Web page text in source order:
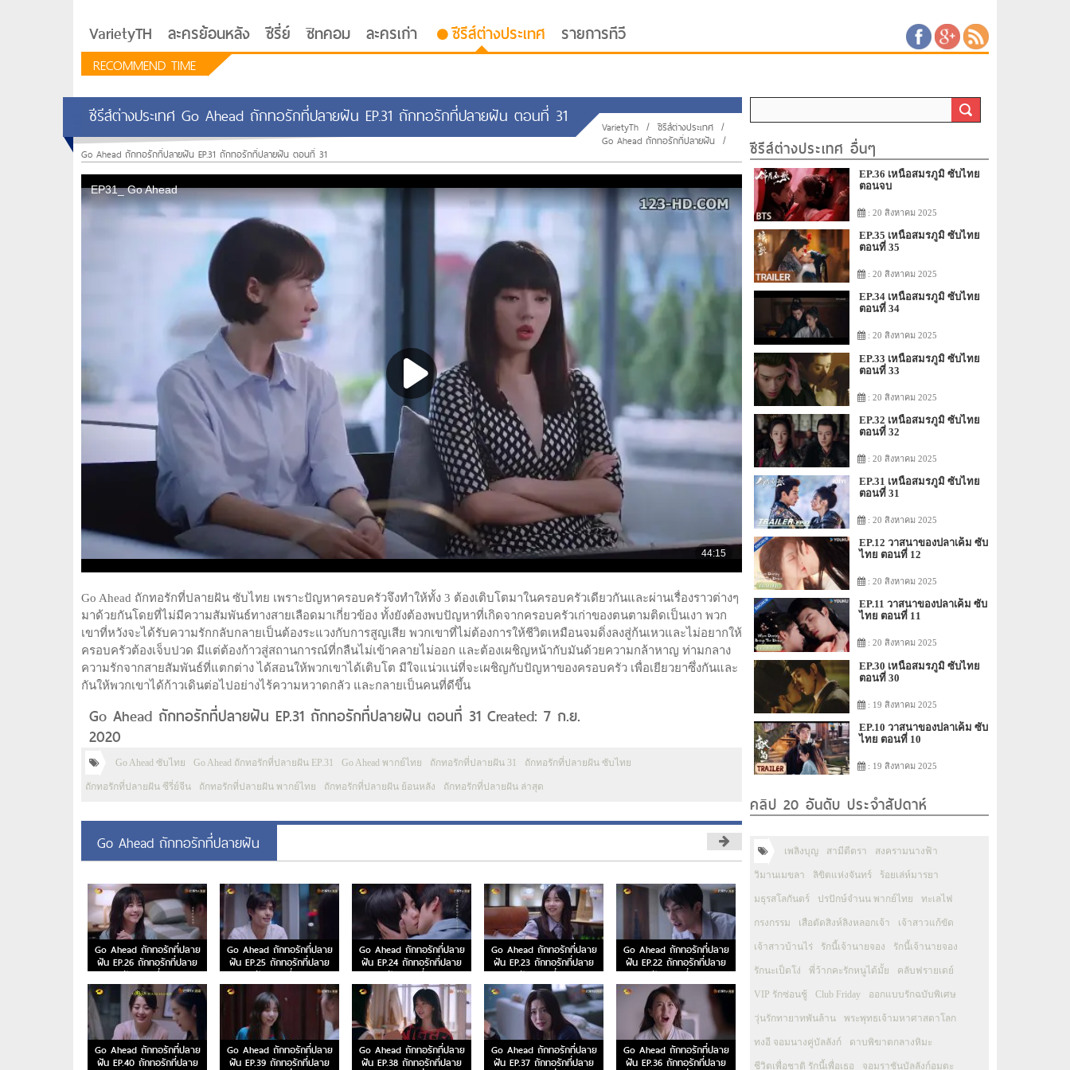
VarietyTH ละครย้อนหลัง ซีรี่ย์ ซิทคอม ละครเก่า ซีรีส์ต่างประเทศ รายการทีวี
RECOMMEND TIME
รักอยู่ประตูถัดไป
ซีรีย์เกาหลี Love Next Door ซับไทย
ซีรีส์ต่างประเทศ Go Ahead ถักทอรักที่ปลายฝัน EP.31 ถักทอรักที่ปลายฝัน ตอนที่ 31 VarietyTh / ซีรีส์ต่างประเทศ /
Go Ahead ถักทอรักที่ปลายฝัน /
Go Ahead ถักทอรักที่ปลายฝัน EP.31 ถักทอรักที่ปลายฝัน ตอนที่ 31
Go Ahead ถักทอรักที่ปลายฝัน ซับไทย เพราะปัญหาครอบครัวจึงทำให้ทั้ง 3 ต้องเติบโตมาในครอบครัวเดียวกันและผ่านเรื่องราวต่างๆ
มาด้วยกันโดยที่ไม่มีความสัมพันธ์ทางสายเลือดมาเกี่ยวข้อง ทั้งยังต้องพบปัญหาที่เกิดจากครอบครัวเก่าของตนตามติดเป็นเงา พวก
เขาที่หวังจะได้รับความรักกลับกลายเป็นต้องระแวงกับการสูญเสีย พวกเขาที่ไม่ต้องการให้ชีวิตเหมือนจมดิ่งลงสู่ก้นเหวและไม่อยากให้
ครอบครัวต้องเจ็บปวด มีแต่ต้องก้าวสู่สถานการณ์ที่กลืนไม่เข้าคลายไม่ออก และต้องเผชิญหน้ากับมันด้วยความกล้าหาญ ท่ามกลาง
ความรักจากสายสัมพันธ์ที่แตกต่าง ได้สอนให้พวกเขาได้เติบโต มีใจแน่วแน่ที่จะเผชิญกับปัญหาของครอบครัว เพื่อเยียวยาซึ่งกันและ
กันให้พวกเขาได้ก้าวเดินต่อไปอย่างไร้ความหวาดกลัว และกลายเป็นคนที่ดีขึ้น
Go Ahead ถักทอรักที่ปลายฝัน EP.31 ถักทอรักที่ปลายฝัน ตอนที่ 31 Created: 7 ก.ย.
2020
Go Ahead ซับไทย Go Ahead ถักทอรักที่ปลายฝัน EP.31 Go Ahead พากย์ไทย ถักทอรักที่ปลายฝัน 31 ถักทอรักที่ปลายฝัน ซับไทย
ถักทอรักที่ปลายฝัน ซีรี่ย์จีน ถักทอรักที่ปลายฝัน พากย์ไทย ถักทอรักที่ปลายฝัน ย้อนหลัง ถักทอรักที่ปลายฝัน ล่าสุด
Go Ahead ถักทอรักที่ปลายฝัน
Go Ahead ถักทอรักที่ปลาย
ฝัน EP.26 ถักทอรักที่ปลาย
ฝัน ตอนที่ 26
Go Ahead ถักทอรักที่ปลาย
ฝัน EP.25 ถักทอรักที่ปลาย
ฝัน ตอนที่ 25
Go Ahead ถักทอรักที่ปลาย
ฝัน EP.24 ถักทอรักที่ปลาย
ฝัน ตอนที่ 24
Go Ahead ถักทอรักที่ปลาย
ฝัน EP.23 ถักทอรักที่ปลาย
ฝัน ตอนที่ 23
Go Ahead ถักทอรักที่ปลาย
ฝัน EP.22 ถักทอรักที่ปลาย
ฝัน ตอนที่ 22
Go Ahead ถักทอรักที่ปลาย
ฝัน EP.40 ถักทอรักที่ปลาย
Go Ahead ถักทอรักที่ปลาย
ฝัน EP.39 ถักทอรักที่ปลาย
Go Ahead ถักทอรักที่ปลาย
ฝัน EP.38 ถักทอรักที่ปลาย
Go Ahead ถักทอรักที่ปลาย
ฝัน EP.37 ถักทอรักที่ปลาย
Go Ahead ถักทอรักที่ปลาย
ฝัน EP.36 ถักทอรักที่ปลาย
ซีรีส์ต่างประเทศ อื่นๆ
EP.36 เหนือสมรภูมิ ซับไทย
ตอนจบ
: 20 สิงหาคม 2025
EP.35 เหนือสมรภูมิ ซับไทย
ตอนที่ 35
: 20 สิงหาคม 2025
EP.34 เหนือสมรภูมิ ซับไทย
ตอนที่ 34
: 20 สิงหาคม 2025
EP.33 เหนือสมรภูมิ ซับไทย
ตอนที่ 33
: 20 สิงหาคม 2025
EP.32 เหนือสมรภูมิ ซับไทย
ตอนที่ 32
: 20 สิงหาคม 2025
EP.31 เหนือสมรภูมิ ซับไทย
ตอนที่ 31
: 20 สิงหาคม 2025
EP.12 วาสนาของปลาเค็ม ซับ
ไทย ตอนที่ 12
: 20 สิงหาคม 2025
EP.11 วาสนาของปลาเค็ม ซับ
ไทย ตอนที่ 11
: 20 สิงหาคม 2025
EP.30 เหนือสมรภูมิ ซับไทย
ตอนที่ 30
: 19 สิงหาคม 2025
EP.10 วาสนาของปลาเค็ม ซับ
ไทย ตอนที่ 10
: 19 สิงหาคม 2025
คลิป 20 อันดับ ประจำสัปดาห์
เพลิงบุญ สามีตีตรา สงครามนางฟ้า
วิมานเมขลา ลิขิตแห่งจันทร์ ร้อยเล่ห์มารยา
มธุรสโลกันตร์ ปรปักษ์จำนน พากย์ไทย ทะเลไฟ
กรงกรรม เสือตัดสิงห์ลิงหลอกเจ้า เจ้าสาวแก้ขัด
เจ้าสาวบ้านไร่ รักนี้เจ้านายจอง รักนี้เจ้านายจอง
รักนะเป็ดโง่ พี่ว้ากคะรักหนูได้มั้ย คลับฟรายเดย์
VIP รักซ่อนชู้ Club Friday ออกแบบรักฉบับพิเศษ
วุ่นรักทายาทพันล้าน พระพุทธเจ้ามหาศาสดาโลก
ทงอี จอมนางคู่บัลลังก์ ดาบพิฆาตกลางหิมะ
ชีวิตเพื่อชาติ รักนี้เพื่อเธอ จอมราชันบัลลังก์อมตะ